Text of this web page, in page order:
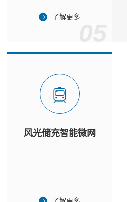
了解更多
风光储充智能微网